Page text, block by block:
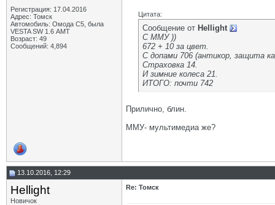
Регистрация: 17.04.2016
Адрес: Томск
Автомобиль: Омода С5, была
VESTA SW 1.6 АМТ
Возраст: 49
Сообщений: 4,894
Цитата:
Сообщение от Hellight
С ММУ ))
672 + 10 за цвет.
С допами 706 (антикор, защита
Страховка 14.
И зимние колеса 21.
ИТОГО: почти 742
Прилично, блин.
ММУ- мультимедиа же?
13.10.2016, 12:29
Hellight
Новичок
Re: Томск